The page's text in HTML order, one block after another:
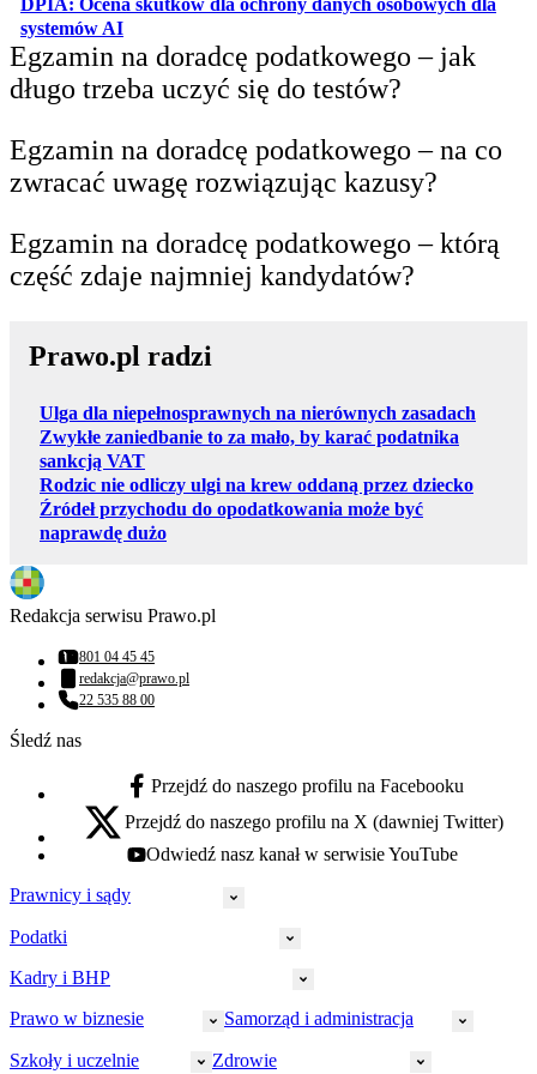
DPIA: Ocena skutków dla ochrony danych osobowych dla
systemów AIotwiera się w nowej karcie
Egzamin na doradcę podatkowego – jak
długo trzeba uczyć się do testów?
Egzamin na doradcę podatkowego – na co
zwracać uwagę rozwiązując kazusy?
Egzamin na doradcę podatkowego – którą
część zdaje najmniej kandydatów?
Prawo.pl radzi
Ulga dla niepełnosprawnych na nierównych zasadach
Zwykłe zaniedbanie to za mało, by karać podatnika
sankcją VAT
Rodzic nie odliczy ulgi na krew oddaną przez dziecko
Źródeł przychodu do opodatkowania może być
naprawdę dużo
Redakcja serwisu Prawo.pl
Numer telefonu:
801 04 45 45
Adres email:
redakcja@prawo.pl
Numer telefonu:
22 535 88 00
Śledź nas
facebook - otwiera się w nowej karcie
Przejdź do naszego profilu na Facebooku
x - otwiera się w nowej karcie
Przejdź do naszego profilu na X (dawniej Twitter)
youtube - otwiera się w nowej karcie
Odwiedź nasz kanał w serwisie YouTube
Prawnicy i sądy
Prawnicy
Policja
Strefa aplikanta
Podatki
CIT
Akcyza
Kadry i BHP
HR
Prawo w biznesie Samorząd i administracja
Szkoły i uczelnie Zdrowie